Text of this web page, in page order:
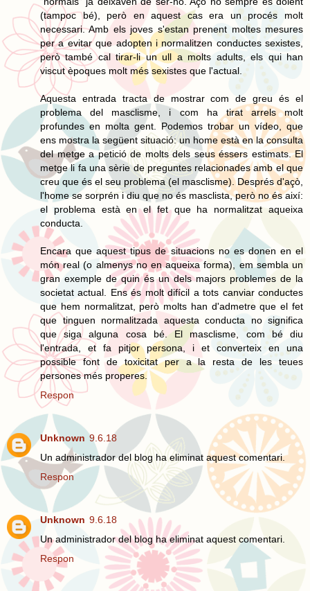
(tampoc bé), però en aquest cas era un procés molt
necessari. Amb els joves s'estan prenent moltes mesures
per a evitar que adopten i normalitzen conductes sexistes,
però també cal tirar-li un ull a molts adults, els qui han
viscut èpoques molt més sexistes que l'actual.
Aquesta entrada tracta de mostrar com de greu és el
problema del masclisme, i com ha tirat arrels molt
profundes en molta gent. Podemos trobar un vídeo, que
ens mostra la següent situació: un home està en la consulta
del metge a petició de molts dels seus éssers estimats. El
metge li fa una sèrie de preguntes relacionades amb el que
creu que és el seu problema (el masclisme). Després d'açò,
l'home se sorprén i diu que no és masclista, però no és així:
el problema està en el fet que ha normalitzat aqueixa
conducta.
Encara que aquest tipus de situacions no es donen en el
món real (o almenys no en aqueixa forma), em sembla un
gran exemple de quin és un dels majors problemes de la
societat actual. Ens és molt difícil a tots canviar conductes
que hem normalitzat, però molts han d'admetre que el fet
que tinguen normalitzada aquesta conducta no significa
que siga alguna cosa bé. El masclisme, com bé diu
l'entrada, et fa pitjor persona, i et converteix en una
possible font de toxicitat per a la resta de les teues
persones més properes.
Respon
Unknown 9.6.18
Un administrador del blog ha eliminat aquest comentari.
Respon
Unknown 9.6.18
Un administrador del blog ha eliminat aquest comentari.
Respon